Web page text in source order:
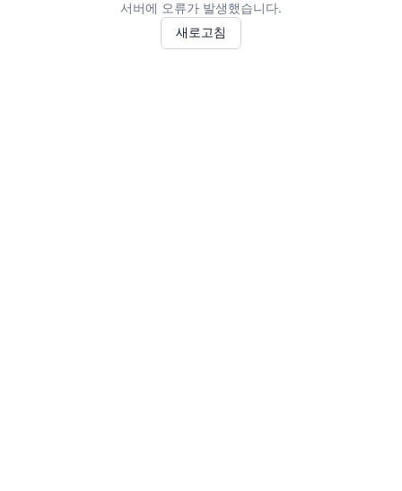
서버에 오류가 발생했습니다.
새로고침